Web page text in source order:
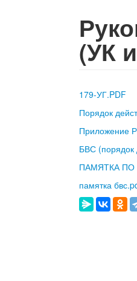
(УК
179-УГ.PDF
Порядок
Приложение
БВС (порядок
ПАМЯТКА ПО
памятка